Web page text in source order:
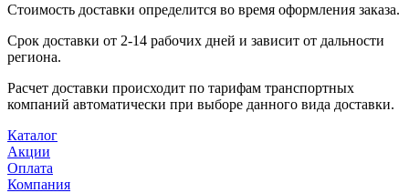
Стоимость доставки определится во время оформления заказа.
Срок доставки от 2-14 рабочих дней и зависит от дальности
региона.
Расчет доставки происходит по тарифам транспортных
компаний автоматически при выборе данного вида доставки.
Каталог
Акции
Оплата
Компания